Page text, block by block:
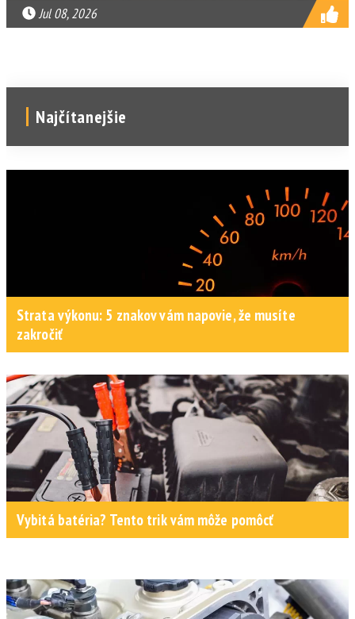
Jul 08, 2026
Najčítanejšie
Strata výkonu: 5 znakov vám napovie, že musíte
zakročiť
Vybitá batéria? Tento trik vám môže pomôcť